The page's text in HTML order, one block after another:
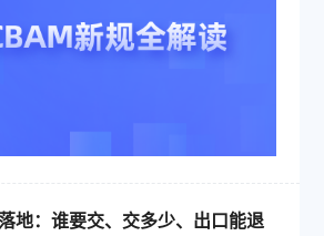
地：谁要交、交多少、出口能退